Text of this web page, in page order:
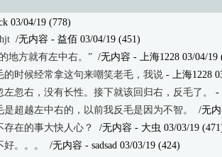
03/04/19 (778)
/无内容 - 益佰 03/04/19 (451)
地方就有左中右。” /无内容 - 上海1228 03/04/19
的时候经常拿这句来嘲笑老毛，我说 - 上海1228
左忽右，没有长性。接下就该回归右，反毛了。
-
是超越左中右的，以前我反毛是因为不智。
/无
存在的事大快人心？
/无内容 - 大虫 03/03/19
。。。
/无内容 - sadsad 03/03/19 (424)